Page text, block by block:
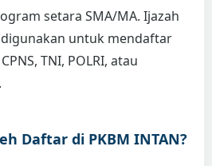
setara SMA/MA. Ijazah
untuk mendaftar
TNI, POLRI, atau
Daftar di PKBM INTAN?